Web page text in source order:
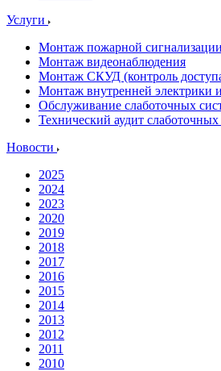
Услуги
Монтаж пожарной сигнализации
Монтаж видеонаблюдения
Монтаж СКУД (контроль
Монтаж внутренней электрики
Обслуживание слаботочных
Технический аудит слаботочных
Новости
2025
2024
2023
2020
2019
2018
2017
2016
2015
2014
2013
2012
2011
2010